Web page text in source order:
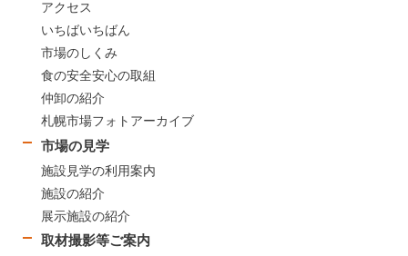
アクセス
いちばいちばん
市場のしくみ
食の安全安心の取組
仲卸の紹介
札幌市場フォトアーカイブ
市場の見学
施設見学の利用案内
施設の紹介
展示施設の紹介
取材撮影等ご案内